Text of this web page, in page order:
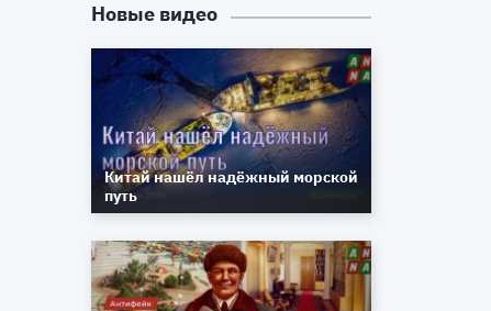
Новые видео
Китай нашёл надёжный морской
путь